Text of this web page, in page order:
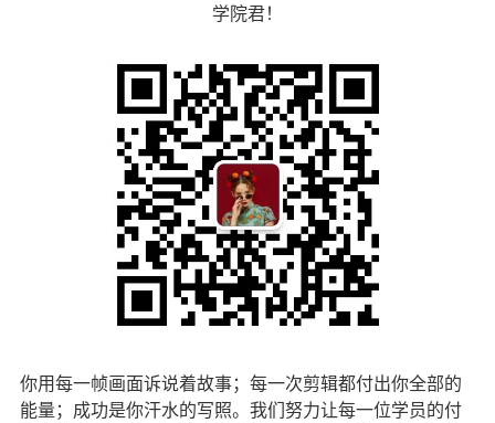
学院君！
你用每一帧画面诉说着故事；每一次剪辑都付出你全部的
能量；成功是你汗水的写照。我们努力让每一位学员的付